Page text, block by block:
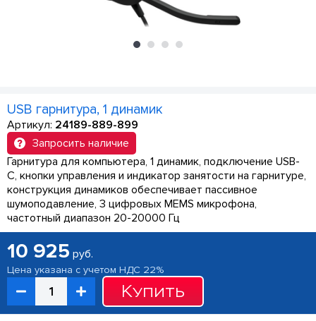
USB гарнитура, 1 динамик
Артикул: 24189-889-899
Запросить наличие
Гарнитура для компьютера, 1 динамик, подключение USB-
C, кнопки управления и индикатор занятости на гарнитуре,
конструкция динамиков обеспечивает пассивное
шумоподавление, 3 цифровых MEMS микрофона,
частотный диапазон 20-20000 Гц
10 925 руб.
Цена указана с учетом НДС 22%
Купить